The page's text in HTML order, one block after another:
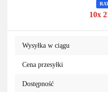
10x
Wysyłka w ciągu
Cena przesyłki
Dostępność